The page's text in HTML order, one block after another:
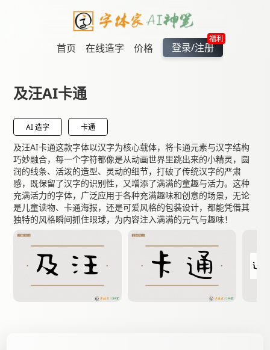
首页 在线造字 价格
福利
登录/注册
及汪AI卡通
AI 造字 卡通
及汪AI卡通这款字体以汉字为核心载体，将卡通元素与汉字结构
巧妙融合，每一个字符都像是从动画世界里跳出来的小精灵，圆
润的线条、活泼的造型、灵动的细节，打破了传统汉字的严肃
感，既保留了汉字的识别性，又增添了满满的童趣与活力。这种
充满活力的字体，广泛应用于各种充满趣味和创意的场景，无论
是儿童读物、卡通海报，还是可爱风格的包装设计，都能凭借其
独特的风格瞬间抓住眼球，为内容注入满满的元气与趣味！